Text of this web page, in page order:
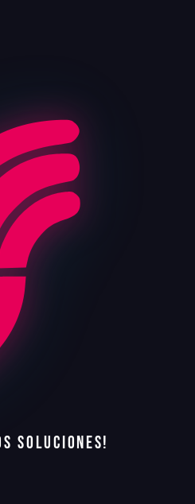
S SOLUCIONES!